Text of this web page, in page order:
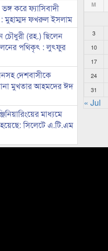
করে ফ্যাসিবাদী
: মুহাম্মদ ফখরুল ইসলাম
চৌধুরী (রহ.) ছিলেন
পথিকৃৎ : লুৎফুর
দেশবাসীকে
মুখতার আহমদের ঈদ
মাধ্যমে
সিলেটে এ.টি.এম
M
3
10
17
24
31
« Jul